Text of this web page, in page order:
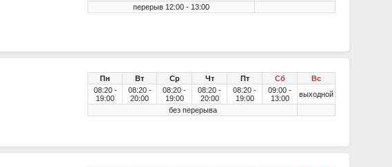
перерыв 12:00 - 13:00
Пн Вт Ср Чт Пт Сб
Вс
08:20 -
19:00
08:20 -
20:00
08:20 -
19:00
08:20 -
20:00
08:20 -
19:00
09:00 -
13:00
выходной
без перерыва